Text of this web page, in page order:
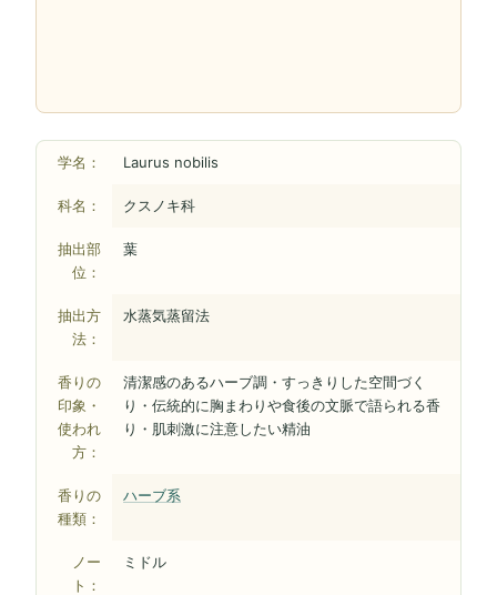
学名： Laurus nobilis
科名： クスノキ科
抽出部
位：
葉
抽出方
法：
水蒸気蒸留法
香りの
印象・
使われ
方：
清潔感のあるハーブ調・すっきりした空間づく
り・伝統的に胸まわりや食後の文脈で語られる香
り・肌刺激に注意したい精油
香りの
種類：
ハーブ系
ノー
ト：
ミドル